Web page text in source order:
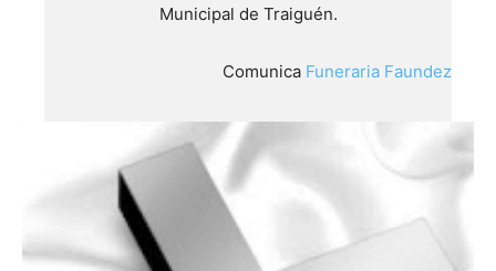
Municipal de Traiguén.
Comunica Funeraria Faundez